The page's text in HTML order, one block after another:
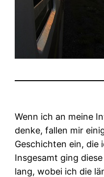
Wenn ich an meine
denke, fallen mir
Geschichten ein, die
Insgesamt ging
lang, wobei ich die